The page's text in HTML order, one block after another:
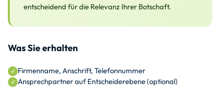
entscheidend für die Relevanz Ihrer Botschaft.
Was Sie erhalten
Firmenname, Anschrift, Telefonnummer
Ansprechpartner auf Entscheiderebene (optional)